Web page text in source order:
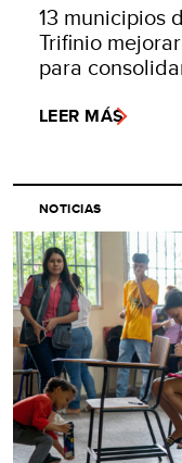
13 municipios
Trifinio
para
LEER MÁS
NOTICIAS